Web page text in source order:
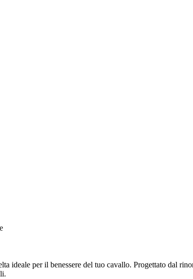
ideale per il benessere del tuo cavallo. Progettato dal